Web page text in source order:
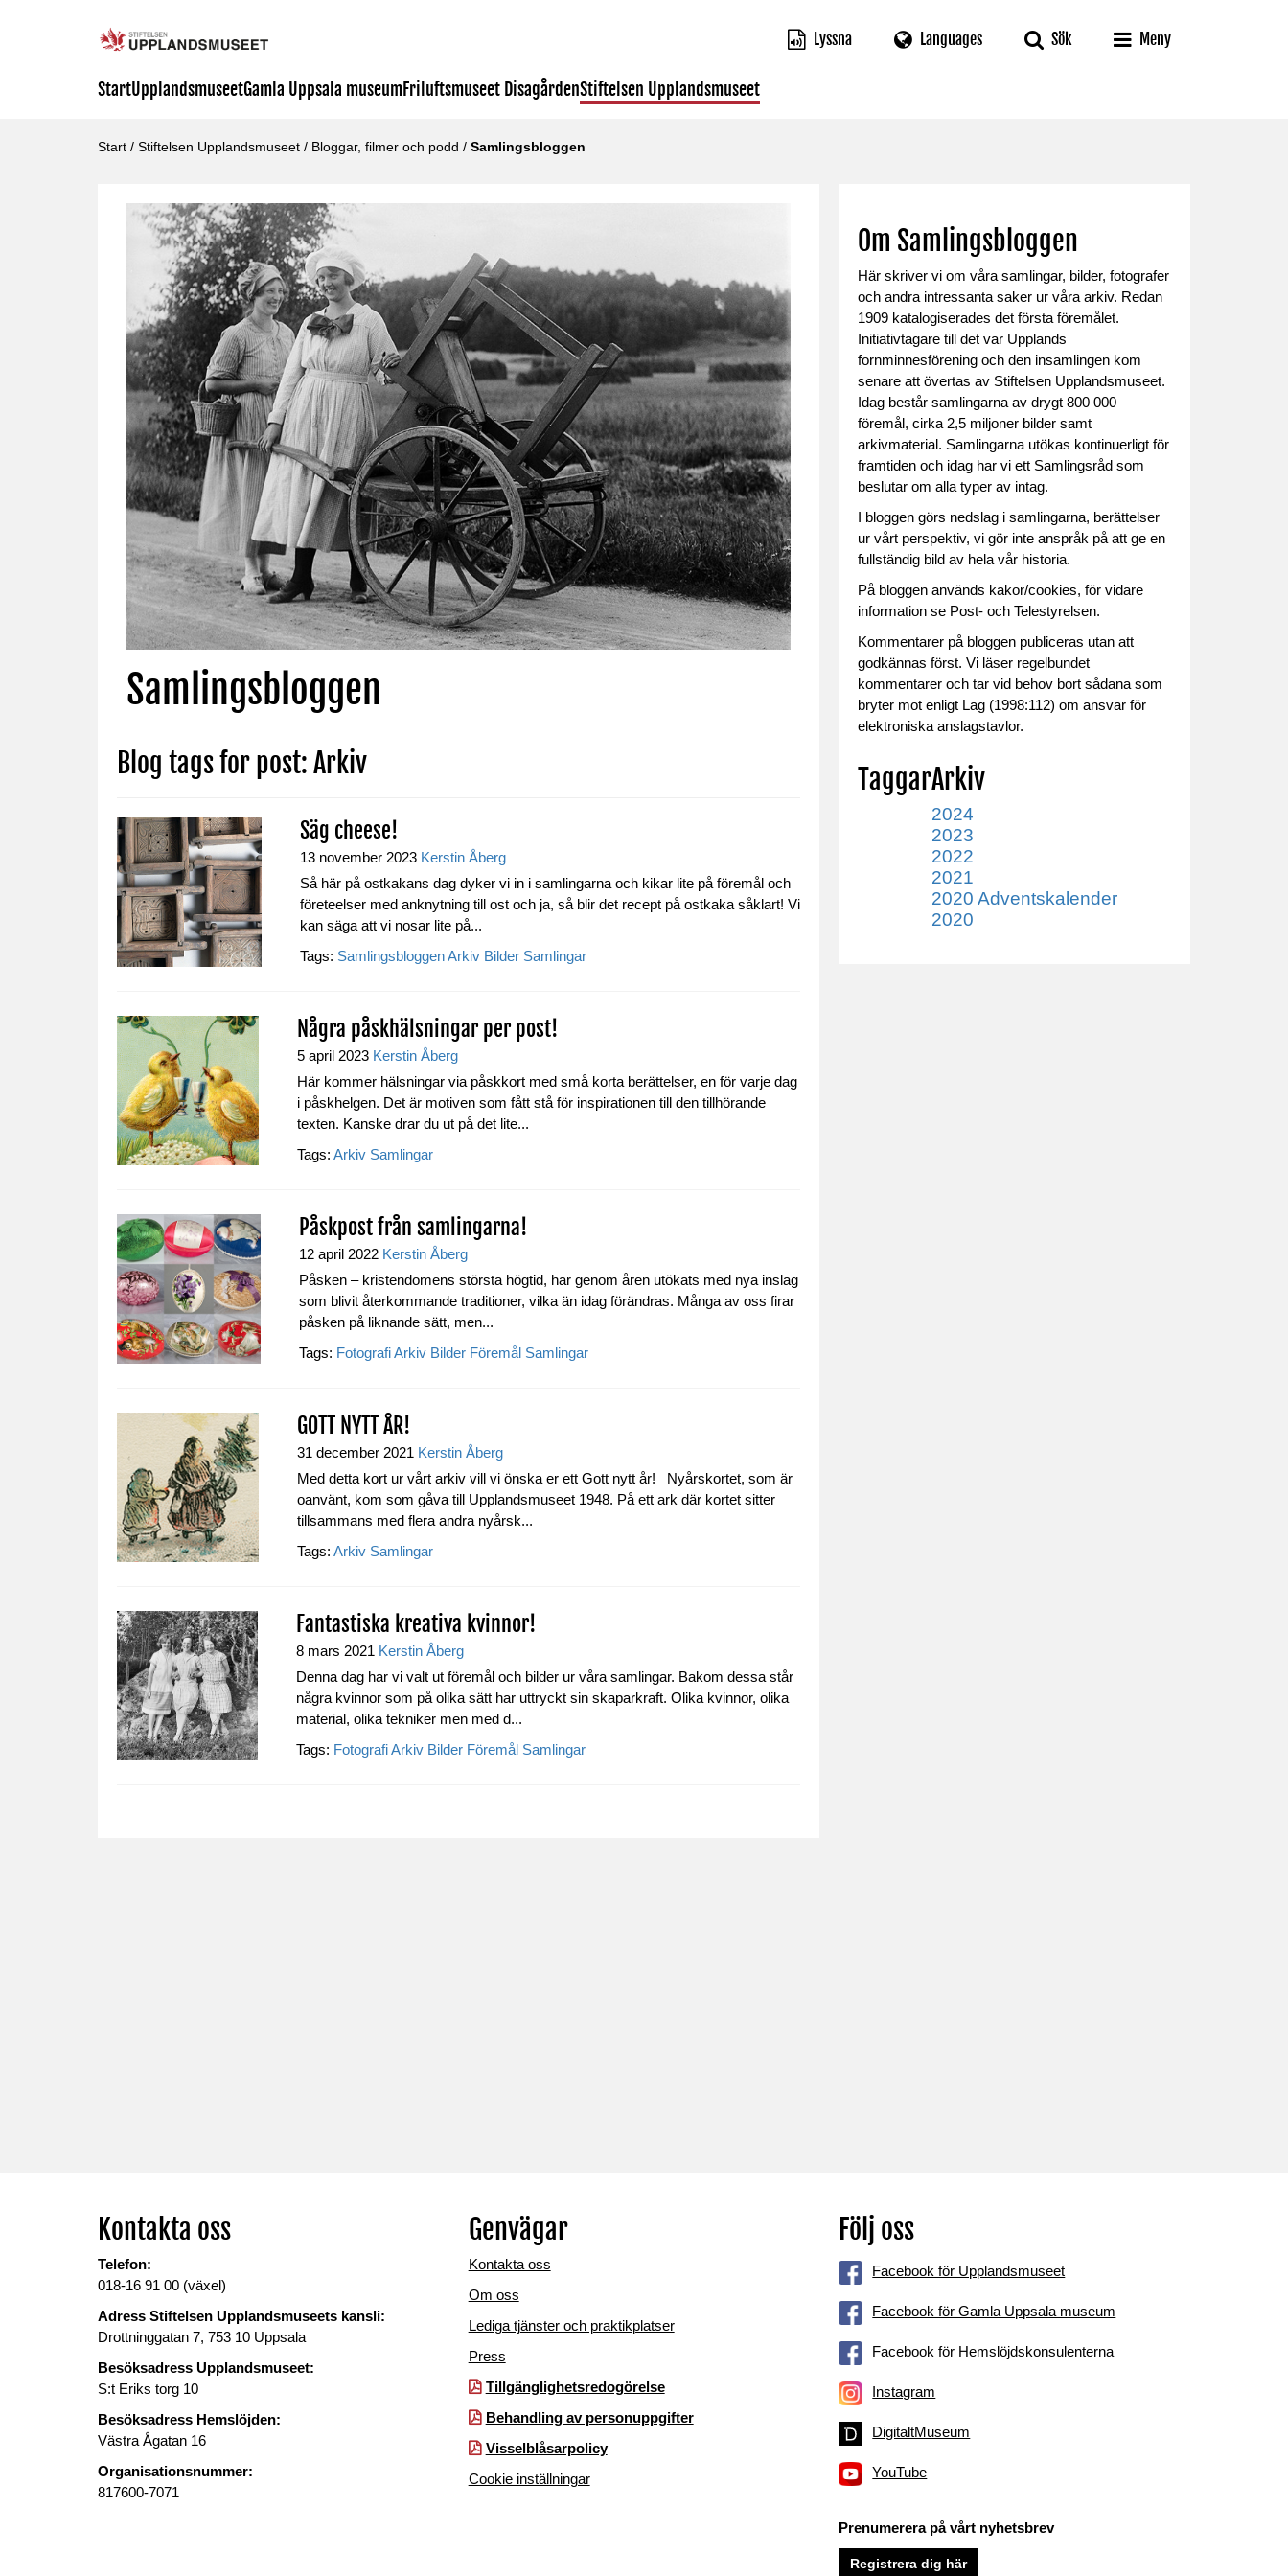
Lyssna Languages Sök Meny
StartUpplandsmuseetGamla Uppsala museumFriluftsmuseet DisagårdenStiftelsen Upplandsmuseet
Start / Stiftelsen Upplandsmuseet / Bloggar, filmer och podd / Samlingsbloggen
Samlingsbloggen
Blog tags for post: Arkiv
Säg cheese!
13 november 2023 Kerstin Åberg
Så här på ostkakans dag dyker vi in i samlingarna och kikar lite på föremål och
företeelser med anknytning till ost och ja, så blir det recept på ostkaka såklart! Vi
kan säga att vi nosar lite på...
Tags: SamlingsbloggenArkiv Bilder Samlingar
Några påskhälsningar per post!
5 april 2023 Kerstin Åberg
Här kommer hälsningar via påskkort med små korta berättelser, en för varje dag
i påskhelgen. Det är motiven som fått stå för inspirationen till den tillhörande
texten. Kanske drar du ut på det lite...
Tags:Arkiv Samlingar
Påskpost från samlingarna!
12 april 2022 Kerstin Åberg
Påsken – kristendomens största högtid, har genom åren utökats med nya inslag
som blivit återkommande traditioner, vilka än idag förändras. Många av oss firar
påsken på liknande sätt, men...
Tags: Fotografi Arkiv Bilder Föremål Samlingar
GOTT NYTT ÅR!
31 december 2021 Kerstin Åberg
Med detta kort ur vårt arkiv vill vi önska er ett Gott nytt år! Nyårskortet, som är
oanvänt, kom som gåva till Upplandsmuseet 1948. På ett ark där kortet sitter
tillsammans med flera andra nyårsk...
Tags: Arkiv Samlingar
Fantastiska kreativa kvinnor!
8 mars 2021 Kerstin Åberg
Denna dag har vi valt ut föremål och bilder ur våra samlingar. Bakom dessa står
några kvinnor som på olika sätt har uttryckt sin skaparkraft. Olika kvinnor, olika
material, olika tekniker men med d...
Tags: FotografiArkiv Bilder Föremål Samlingar
Om Samlingsbloggen
Här skriver vi om våra samlingar, bilder, fotografer
och andra intressanta saker ur våra arkiv. Redan
1909 katalogiserades det första föremålet.
Initiativtagare till det var Upplands
fornminnesförening och den insamlingen kom
senare att övertas av Stiftelsen Upplandsmuseet.
Idag består samlingarna av drygt 800 000
föremål, cirka 2,5 miljoner bilder samt
arkivmaterial. Samlingarna utökas kontinuerligt för
framtiden och idag har vi ett Samlingsråd som
beslutar om alla typer av intag.
I bloggen görs nedslag i samlingarna, berättelser
ur vårt perspektiv, vi gör inte anspråk på att ge en
fullständig bild av hela vår historia.
På bloggen används kakor/cookies, för vidare
information se Post- och Telestyrelsen.
Kommentarer på bloggen publiceras utan att
godkännas först. Vi läser regelbundet
kommentarer och tar vid behov bort sådana som
bryter mot enligt Lag (1998:112) om ansvar för
elektroniska anslagstavlor.
TaggarArkiv
2024
2023
2022
2021
2020 Adventskalender
2020
Kontakta oss
Telefon:
018-16 91 00 (växel)
Adress Stiftelsen Upplandsmuseets kansli:
Drottninggatan 7, 753 10 Uppsala
Besöksadress Upplandsmuseet:
S:t Eriks torg 10
Besöksadress Hemslöjden:
Västra Ågatan 16
Organisationsnummer:
817600-7071
Genvägar
Kontakta oss
Om oss
Lediga tjänster och praktikplatser
Press
Tillgänglighetsredogörelse
Behandling av personuppgifter
Visselblåsarpolicy
Cookie inställningar
Följ oss
Facebook för Upplandsmuseet
Facebook för Gamla Uppsala museum
Facebook för Hemslöjdskonsulenterna
Instagram
DigitaltMuseum
YouTube
Prenumerera på vårt nyhetsbrev
Registrera dig här